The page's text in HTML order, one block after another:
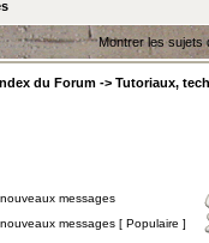
Montrer les sujets
du Forum -> Tutoriaux,
messages
messages [ Populaire ]